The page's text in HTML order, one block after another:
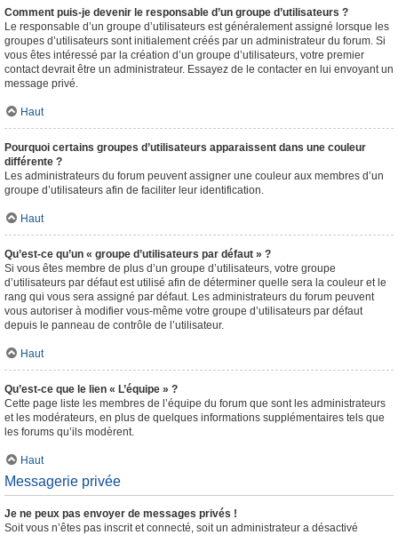
Comment puis-je devenir le responsable d’un groupe d’utilisateurs ?
Le responsable d’un groupe d’utilisateurs est généralement assigné lorsque les
groupes d’utilisateurs sont initialement créés par un administrateur du forum. Si
vous êtes intéressé par la création d’un groupe d’utilisateurs, votre premier
contact devrait être un administrateur. Essayez de le contacter en lui envoyant un
message privé.
Haut
Pourquoi certains groupes d’utilisateurs apparaissent dans une couleur
différente ?
Les administrateurs du forum peuvent assigner une couleur aux membres d’un
groupe d’utilisateurs afin de faciliter leur identification.
Haut
Qu’est-ce qu’un « groupe d’utilisateurs par défaut » ?
Si vous êtes membre de plus d’un groupe d’utilisateurs, votre groupe
d’utilisateurs par défaut est utilisé afin de déterminer quelle sera la couleur et le
rang qui vous sera assigné par défaut. Les administrateurs du forum peuvent
vous autoriser à modifier vous-même votre groupe d’utilisateurs par défaut
depuis le panneau de contrôle de l’utilisateur.
Haut
Qu’est-ce que le lien « L’équipe » ?
Cette page liste les membres de l’équipe du forum que sont les administrateurs
et les modérateurs, en plus de quelques informations supplémentaires tels que
les forums qu’ils modèrent.
Haut
Messagerie privée
Je ne peux pas envoyer de messages privés !
Soit vous n’êtes pas inscrit et connecté, soit un administrateur a désactivé